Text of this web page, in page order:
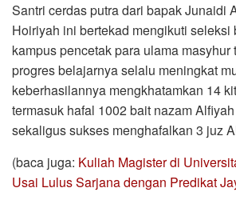
Santri cerdas putra dari bapak Junaidi
Hoiriyah ini bertekad mengikuti seleksi
kampus pencetak para ulama masyhur
progres belajarnya selalu meningkat
keberhasilannya mengkhatamkan 14
termasuk hafal 1002 bait nazam
sekaligus sukses menghafalkan 3 juz
(baca juga: Kuliah Magister di
Usai Lulus Sarjana dengan Predikat